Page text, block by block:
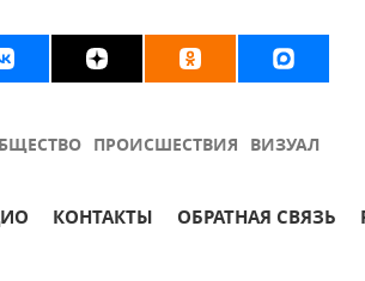
ПРОИСШЕСТВИЯ ВИЗУАЛ
КОНТАКТЫ ОБРАТНАЯ СВЯЗЬ